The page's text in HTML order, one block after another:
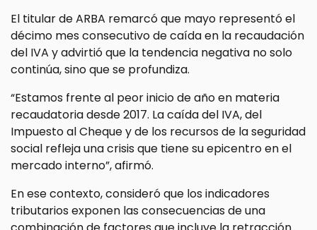
El titular de ARBA remarcó que mayo representó el
décimo mes consecutivo de caída en la recaudación
del IVA y advirtió que la tendencia negativa no solo
continúa, sino que se profundiza.
“Estamos frente al peor inicio de año en materia
recaudatoria desde 2017. La caída del IVA, del
Impuesto al Cheque y de los recursos de la seguridad
social refleja una crisis que tiene su epicentro en el
mercado interno”, afirmó.
En ese contexto, consideró que los indicadores
tributarios exponen las consecuencias de una